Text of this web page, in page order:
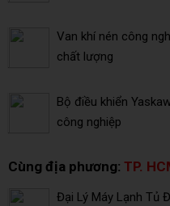
Van khí nén công
chất lượng
Bộ điều khiển
công nghiệp
Cùng địa phương: TP.
Đại Lý Máy Lạnh Tủ